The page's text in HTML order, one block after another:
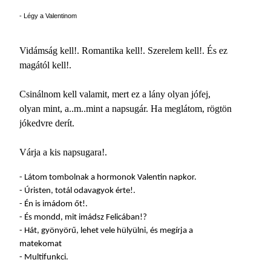
- Légy a Valentinom
Vidámság kell!. Romantika kell!. Szerelem kell!. És ez
magától kell!.
Csinálnom kell valamit, mert ez a lány olyan jófej,
olyan mint, a..m..mint a napsugár. Ha meglátom, rögtön
jókedvre derít.
Várja a kis napsugara!.
- Látom tombolnak a hormonok Valentin napkor.
- Úristen, totál odavagyok érte!.
- Én is imádom őt!.
- És mondd, mit imádsz Felicában!?
- Hát, gyönyörű, lehet vele hülyülni, és megírja a
matekomat
- Multifunkci.